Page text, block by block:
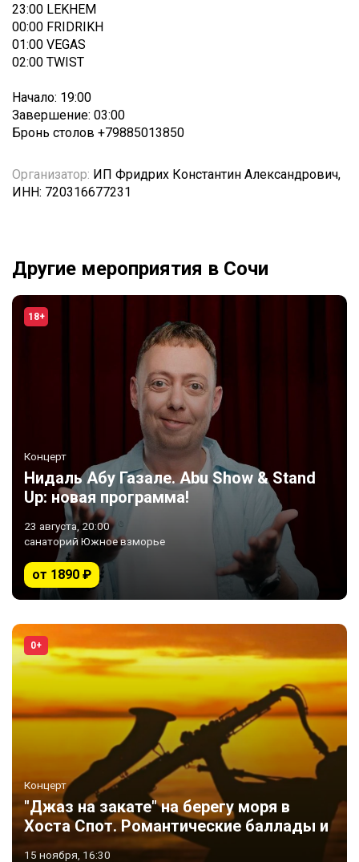
23:00 LEKHEM
00:00 FRIDRIKH
01:00 VEGAS
02:00 TWIST
Начало: 19:00
Завершение: 03:00
Бронь столов +79885013850
Организатор: ИП Фридрих Константин Александрович,
ИНН: 720316677231
Другие мероприятия в Сочи
18+
Концерт
Нидаль Абу Газале. Abu Show & Stand
Up: новая программа!
23 августа, 20:00
санаторий Южное взморье
от 1890 ₽
0+
Концерт
"Джаз на закате" на берегу моря в
Хоста Спот. Романтические баллады и
интеллектуальный джаз.
15 ноября, 16:30